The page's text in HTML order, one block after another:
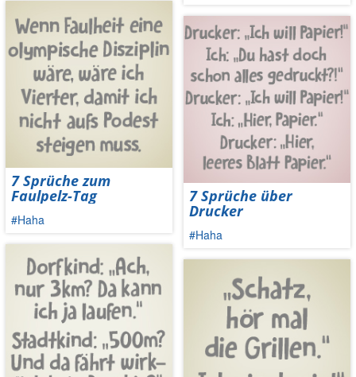
7 Sprüche zum
Faulpelz-Tag
#Haha
7 Sprüche über
Drucker
#Haha